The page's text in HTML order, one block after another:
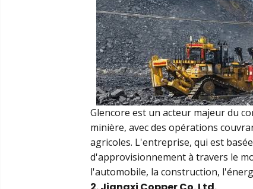
Glencore est un acteur majeur du
minière, avec des opérations
agricoles. L'entreprise, qui est
d'approvisionnement à travers le
l'automobile, la construction,